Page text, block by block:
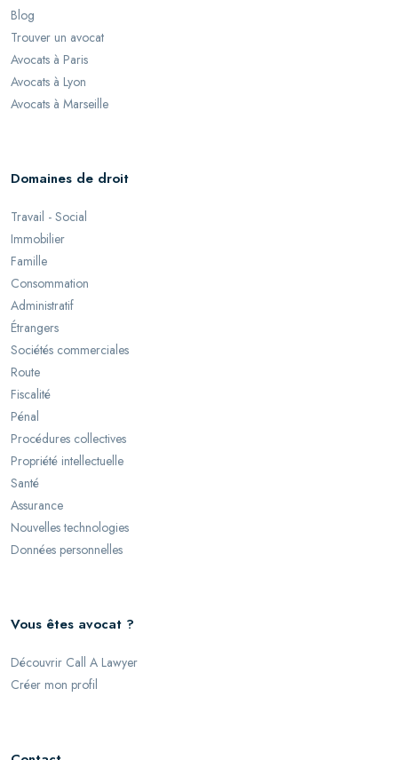
Blog
Trouver un avocat
Avocats à Paris
Avocats à Lyon
Avocats à Marseille
Domaines de droit
Travail - Social
Immobilier
Famille
Consommation
Administratif
Étrangers
Sociétés commerciales
Route
Fiscalité
Pénal
Procédures collectives
Propriété intellectuelle
Santé
Assurance
Nouvelles technologies
Données personnelles
Vous êtes avocat ?
Découvrir Call A Lawyer
Créer mon profil